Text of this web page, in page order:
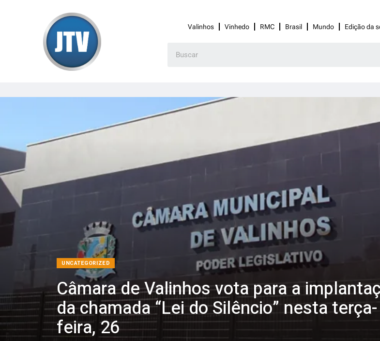
Valinhos Vinhedo RMC Brasil Mundo Edição da
UNCATEGORIZED
Câmara de Valinhos vota para a
da chamada “Lei do Silêncio” nesta terça-
feira, 26